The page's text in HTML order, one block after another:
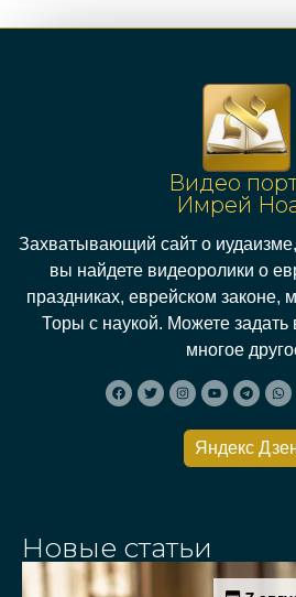
Видео
Имрей
Захватывающий сайт о
вы найдете видеоролики о
праздниках, еврейском законе,
Торы с наукой. Можете
многое
Яндекс
Новые статьи